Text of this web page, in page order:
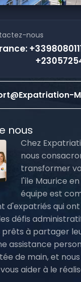
nous
nous
Chez
nous
transformer
l'île Maurice
équipe est
d'expatriés qui
défis
prêts à partager
assistance
de main, et
aider à le